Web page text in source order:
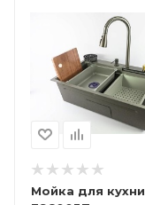
Мойка для кухни